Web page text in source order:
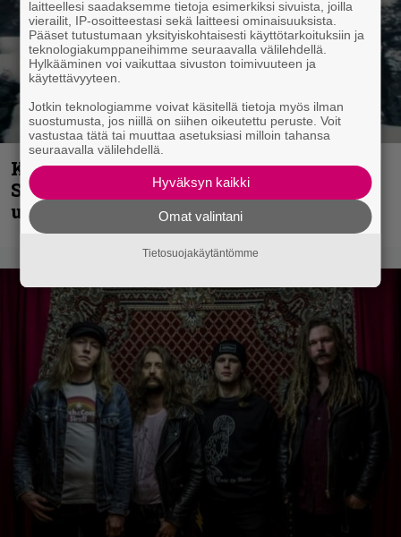
Kunnianosoitus hyiselle Pohjolalle –
Shining hyppäsi keskelle kinoksia
uudella videollaan
laitteellesi saadaksemme tietoja esimerkiksi sivuista, joilla
vierailit, IP-osoitteestasi sekä laitteesi ominaisuuksista.
Pääset tutustumaan yksityiskohtaisesti käyttötarkoituksiin ja
teknologiakumppaneihimme seuraavalla välilehdellä.
Hylkääminen voi vaikuttaa sivuston toimivuuteen ja
käytettävyyteen.
Jotkin teknologiamme voivat käsitellä tietoja myös ilman
suostumusta, jos niillä on siihen oikeutettu peruste. Voit
vastustaa tätä tai muuttaa asetuksiasi milloin tahansa
seuraavalla välilehdellä.
Hyväksyn kaikki
Omat valintani
Tietosuojakäytäntömme